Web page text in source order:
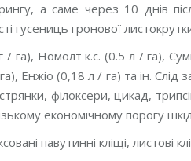
а саме через 10 днів
гусениць гронової
га), Номолт к.с. (0.5 л / га),
Енжіо (0,18 л / га) та ін.
філоксери, цикад,
економічному порогу
павутинні кліщі,